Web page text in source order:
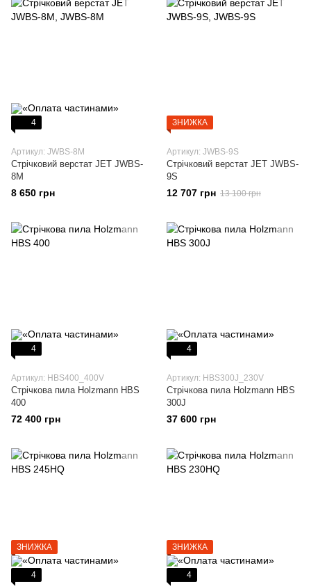
4
Артикул: JWBS-8М
Стрічковий верстат JET JWBS-
8М
8 650 грн
ЗНИЖКА
Артикул: JWBS-9S
Стрічковий верстат JET JWBS-
9S
12 707 грн 13 100 грн
4
Артикул: HBS400_400V
Стрічкова пила Holzmann HBS
400
72 400 грн
4
Артикул: HBS300J_230V
Стрічкова пила Holzmann HBS
300J
37 600 грн
ЗНИЖКА
4
ЗНИЖКА
4